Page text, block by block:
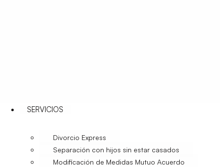
SERVICIOS
Divorcio Express
Separación con hijos sin estar casados
Modificación de Medidas Mutuo Acuerdo